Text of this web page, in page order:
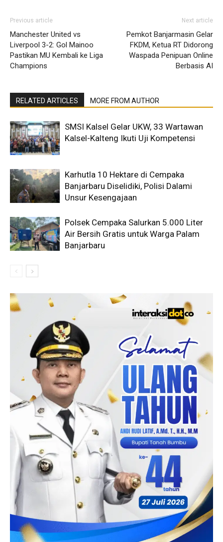
Previous article
Manchester United vs
Liverpool 3-2: Gol Mainoo
Pastikan MU Kembali ke Liga
Champions
Next article
Pemkot Banjarmasin Gelar
FKDM, Ketua RT Didorong
Waspada Penipuan Online
Berbasis AI
RELATED ARTICLES MORE FROM AUTHOR
SMSI Kalsel Gelar UKW, 33 Wartawan
Kalsel-Kalteng Ikuti Uji Kompetensi
Karhutla 10 Hektare di Cempaka
Banjarbaru Diselidiki, Polisi Dalami
Unsur Kesengajaan
Polsek Cempaka Salurkan 5.000 Liter
Air Bersih Gratis untuk Warga Palam
Banjarbaru